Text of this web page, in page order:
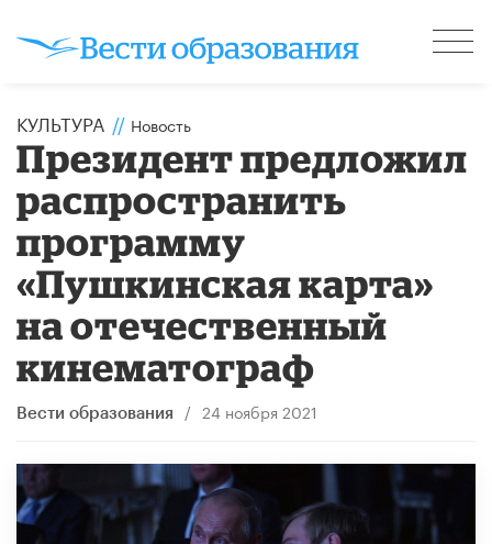
КУЛЬТУРА // Новость
Президент предложил
распространить
программу
«Пушкинская карта»
на отечественный
кинематограф
Вести образования / 24 ноября 2021